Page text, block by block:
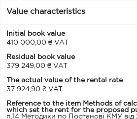
Value characteristics
Initial book value
410 000,00 ₴ VAT
Residual book value
379 249,00 ₴ VAT
The actual value of the rental rate
37 924,90 ₴ VAT
Reference to the item Methods of
which set the rent for the proposed
п.14 Методики по Постанові КМУ